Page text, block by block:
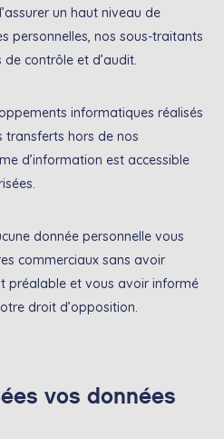
un haut niveau de
personnelles, nos sous-traitants
contrôle et d’audit.
informatiques réalisés
transferts hors de nos
d’information est accessible
donnée personnelle vous
commerciaux sans avoir
préalable et vous avoir informé
droit d’opposition.
vos données